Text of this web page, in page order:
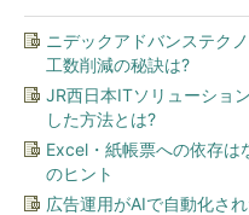
ニデックアドバンステク
工数削減の秘訣は?
JR西日本ITソリューショ
した方法とは?
Excel・紙帳票への依存は
のヒント
広告運用がAIで自動化さ